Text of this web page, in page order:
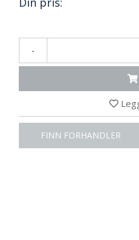
-
FINN FORHANDLER